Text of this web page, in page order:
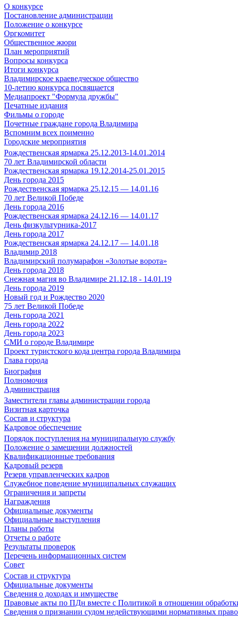
О конкурсе
Постановление администрации
Положение о конкурсе
Оргкомитет
Общественное жюри
План мероприятий
Вопросы конкурса
Итоги конкурса
Владимирское краеведческое общество
10-летию конкурса посвящается
Медиапроект "Формула дружбы"
Печатные издания
Фильмы о городе
Почетные граждане города Владимира
Вспомним всех поименно
Городские мероприятия
Рождественская ярмарка 25.12.2013-14.01.2014
70 лет Владимирской области
Рождественская ярмарка 19.12.2014-25.01.2015
День города 2015
Рождественская ярмарка 25.12.15 — 14.01.16
70 лет Великой Победе
День города 2016
Рождественская ярмарка 24.12.16 — 14.01.17
День физкультурника-2017
День города 2017
Рождественская ярмарка 24.12.17 — 14.01.18
Владимир 2018
Владимирский полумарафон «Золотые ворота»
День города 2018
Снежная магия во Владимире 21.12.18 - 14.01.19
День города 2019
Новый год и Рождество 2020
75 лет Великой Победе
День города 2021
День города 2022
День города 2023
СМИ о городе Владимире
Проект туристского кода центра города Владимира
Глава города
Биография
Полномочия
Администрация
Заместители главы администрации города
Визитная карточка
Состав и структура
Кадровое обеспечение
Порядок поступления на муниципальную службу
Положение о замещении должностей
Квалификационные требования
Кадровый резерв
Резерв управленческих кадров
Служебное поведение муниципальных служащих
Ограничения и запреты
Награждения
Официальные документы
Официальные выступления
Планы работы
Отчеты о работе
Результаты проверок
Перечень информационных систем
Совет
Состав и структура
Официальные документы
Сведения о доходах и имуществе
Правовые акты по ПДн вместе с Политикой в отношении
Сведения о признании судом недействующими нормативных